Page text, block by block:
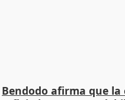
Bendodo afirma que